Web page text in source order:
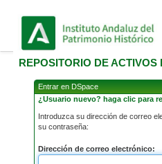
REPOSITORIO DE ACTIVOS
Entrar en DSpace
¿Usuario nuevo? haga clic para
Introduzca su dirección de correo
su contraseña:
Dirección de correo electrónico: